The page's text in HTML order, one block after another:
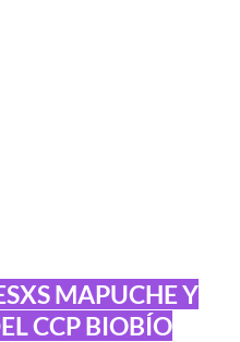
MAPUCHE Y
CCP BIOBÍO